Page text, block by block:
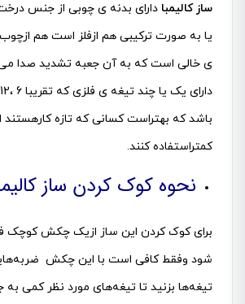
ساز کالیمبا دارای بدنه ی چوبی از جنس
یا به صورت ترکیبی هم ازفلز است هم
ی خالی است که به آن جعبه تشدید صدا می
باشد که بهتراست کسانی که تازه کارهستند
کمتراستفاده کنند.
نحوه کوک کردن ساز
برای کوک کردن این ساز ازیک چکش کوچک
شود وفقط کافی است با این چکش ضربه‌هایی
تیغه‌ها بزنید تا تیغه‌های مورد نظر کمی